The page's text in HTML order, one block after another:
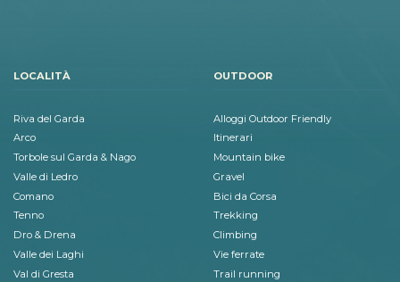
LOCALITÀ
Riva del Garda
Arco
Torbole sul Garda & Nago
Valle di Ledro
Comano
Tenno
Dro & Drena
Valle dei Laghi
Val di Gresta
OUTDOOR
Alloggi Outdoor Friendly
Itinerari
Mountain bike
Gravel
Bici da Corsa
Trekking
Climbing
Vie ferrate
Trail running